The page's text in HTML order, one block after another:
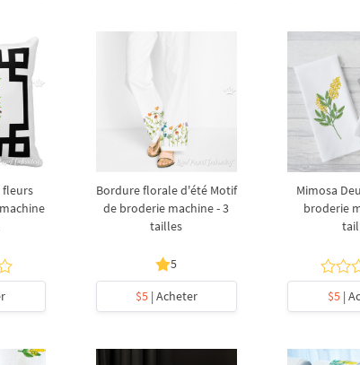
fleurs
Bordure florale d'été Motif
de broderie machine - 3
tailles
5
$5| Acheter
Mimosa
broderie
$5|